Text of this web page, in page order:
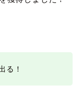
る！